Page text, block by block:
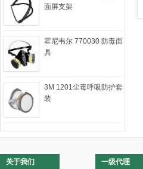
面屏支架
霍尼韦尔 770030 防毒面
具
3M 1201尘毒呼吸防护套
装
关于我们 一级代理